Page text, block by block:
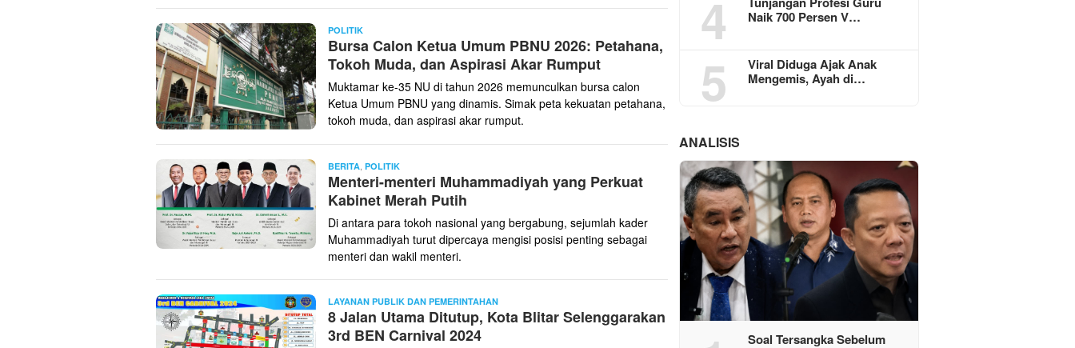
POLITIK
Wijdan
Bursa Calon Ketua Umum PBNU 2026: Petahana,
Tokoh Muda, dan Aspirasi Akar Rumput
Muktamar ke-35 NU di tahun 2026 memunculkan bursa calon
Ketua Umum PBNU yang dinamis. Simak peta kekuatan petahana,
tokoh muda, dan aspirasi akar rumput.
BERITA POLITIK
Pur
Menteri-menteri Muhammadiyah yang Perkuat
Kabinet Merah Putih
Di antara para tokoh nasional yang bergabung, sejumlah kader
Muhammadiyah turut dipercaya mengisi posisi penting sebagai
menteri dan wakil menteri.
LAYANAN PUBLIK DAN PEMERINTAHAN
Pur
8 Jalan Utama Ditutup, Kota Blitar Selenggarakan
3rd BEN Carnival 2024
4
Naik 700 Persen V…
5
Viral Diduga Ajak Anak
Mengemis, Ayah di…
ANALISIS
Soal Tersangka Sebelum